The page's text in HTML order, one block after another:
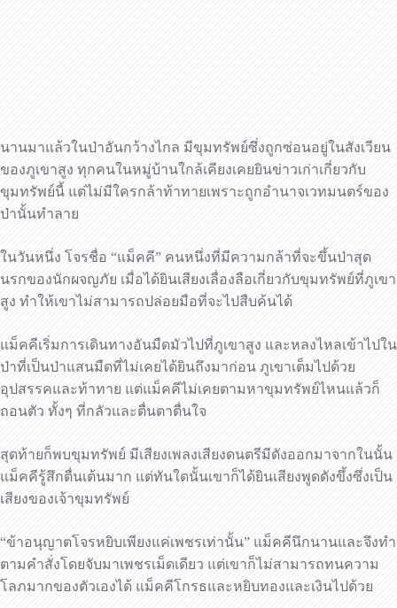
นานมาแล้วในป่าอันกว้างไกล มีขุมทรัพย์ซึ่งถูกซ่อนอยู่ในสังเวียน
ของภูเขาสูง ทุกคนในหมู่บ้านใกล้เคียงเคยยินข่าวเก่าเกี่ยวกับ
ขุมทรัพย์นี้ แต่ไม่มีใครกล้าท้าทายเพราะถูกอำนาจเวทมนตร์ของ
ป่านั้นทำลาย
ในวันหนึ่ง โจรชื่อ “แม็คคี” คนหนึ่งที่มีความกล้าที่จะขึ้นป่าสุด
นรกของนักผจญภัย เมื่อได้ยินเสียงเลื่องลือเกี่ยวกับขุมทรัพย์ที่ภูเขา
สูง ทำให้เขาไม่สามารถปล่อยมือที่จะไปสืบค้นได้
แม็คคีเริ่มการเดินทางอันมืดมัวไปที่ภูเขาสูง และหลงไหลเข้าไปใน
ป่าที่เป็นป่าแสนมืดที่ไม่เคยได้ยินถึงมาก่อน ภูเขาเต็มไปด้วย
อุปสรรคและท้าทาย แต่แม็คคีไม่เคยตามหาขุมทรัพย์ไหนแล้วก็
ถอนตัว ทั้งๆ ที่กลัวและตื่นตาตื่นใจ
สุดท้ายก็พบขุมทรัพย์ มีเสียงเพลงเสียงดนตรีมีดังออกมาจากในนั้น
แม็คคีรู้สึกตื่นเต้นมาก แต่ทันใดนั้นเขาก็ได้ยินเสียงพูดดังขึ้งซึ่งเป็น
เสียงของเจ้าขุมทรัพย์
“ข้าอนุญาตโจรหยิบเพียงแค่เพชรเท่านั้น” แม็คคีนึกนานและจึงทำ
ตามคำสั่งโดยจับมาเพชรเม็ดเดียว แต่เขาก็ไม่สามารถทนความ
โลภมากของตัวเองได้ แม็คคีโกรธและหยิบทองและเงินไปด้วย